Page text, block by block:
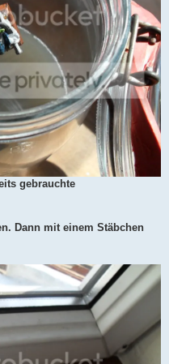
gebrauchte
Dann mit einem Stäbchen